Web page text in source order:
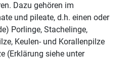
Dazu gehören im
und pileate, d.h. einen oder
Porlinge, Stachelinge,
Keulen- und Korallenpilze
(Erklärung siehe unter